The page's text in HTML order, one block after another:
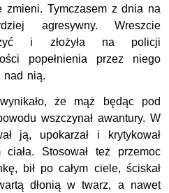
Tymczasem z dnia na
agresywny. Wreszcie
i złożyła na policji
popełnienia przez niego
nad nią.
że mąż będąc pod
wszczynał awantury. W
ją, upokarzał i krytykował
ciała. Stosował też przemoc
bił po całym ciele, ściskał
dłonią w twarz, a nawet